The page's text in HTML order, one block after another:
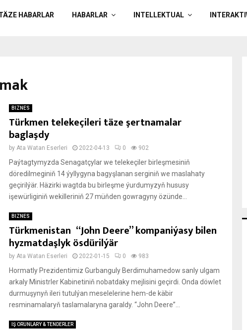
HABARLAR HABARLAR INTELLEKTUAL
BIZNES
Türkmen telekeçileri täze şertnamalar
baglaşdy
by Ata Watan Eserleri 2022-04-13 0 902
Paýtagtymyzda Senagatçylar we telekeçiler birleşmesiniň
döredilmeginiň 14 ýyllygyna bagyşlanan serginiň we maslahaty
geçirilýär. Häzirki wagtda bu birleşme ýurdumyzyň hususy
işewürliginiň wekilleriniň 27 müňden gowragyny özünde...
BIZNES
Türkmenistan “John Deere” kompaniýasy bilen
hyzmatdaşlyk ösdürilýär
by Ata Watan Eserleri 2022-01-15 0 983
Hormatly Prezidentimiz Gurbanguly Berdimuhamedow sanly ulgam
arkaly Ministrler Kabinetiniň nobatdaky mejlisini geçirdi. Onda döwlet
durmuşynyň ileri tutulýan meselelerine hem-de käbir
resminamalaryň taslamalaryna garaldy. “John Deere”...
IŞ ORUNLARY & TENDERLER